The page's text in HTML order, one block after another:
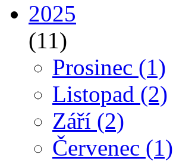
2025
(11)
Prosinec (1)
Listopad (2)
Září (2)
Červenec (1)